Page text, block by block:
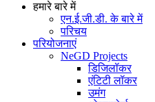
हमारे बारे में
एन.ई.जी.डी. के बारे में
परिचय
परियोजनाएं
NeGD Projects
डिजिलॉकर
एंटिटी लॉकर
उमंग